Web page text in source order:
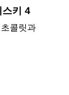
스키 4
콜릿과